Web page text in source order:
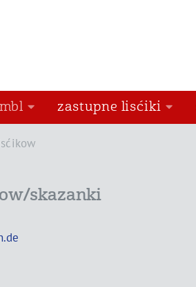
zastupne lisćiki
skazanki